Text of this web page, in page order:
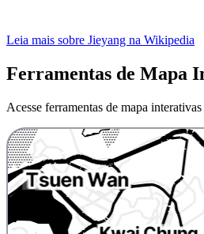
Leia mais sobre Jieyang na Wikipedia
Ferramentas de Mapa
Acesse ferramentas de mapa